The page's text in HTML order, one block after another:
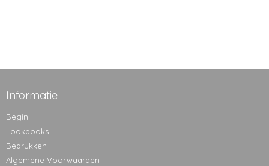
Informatie
Begin
Lookbooks
Bedrukken
Algemene Voorwaarden